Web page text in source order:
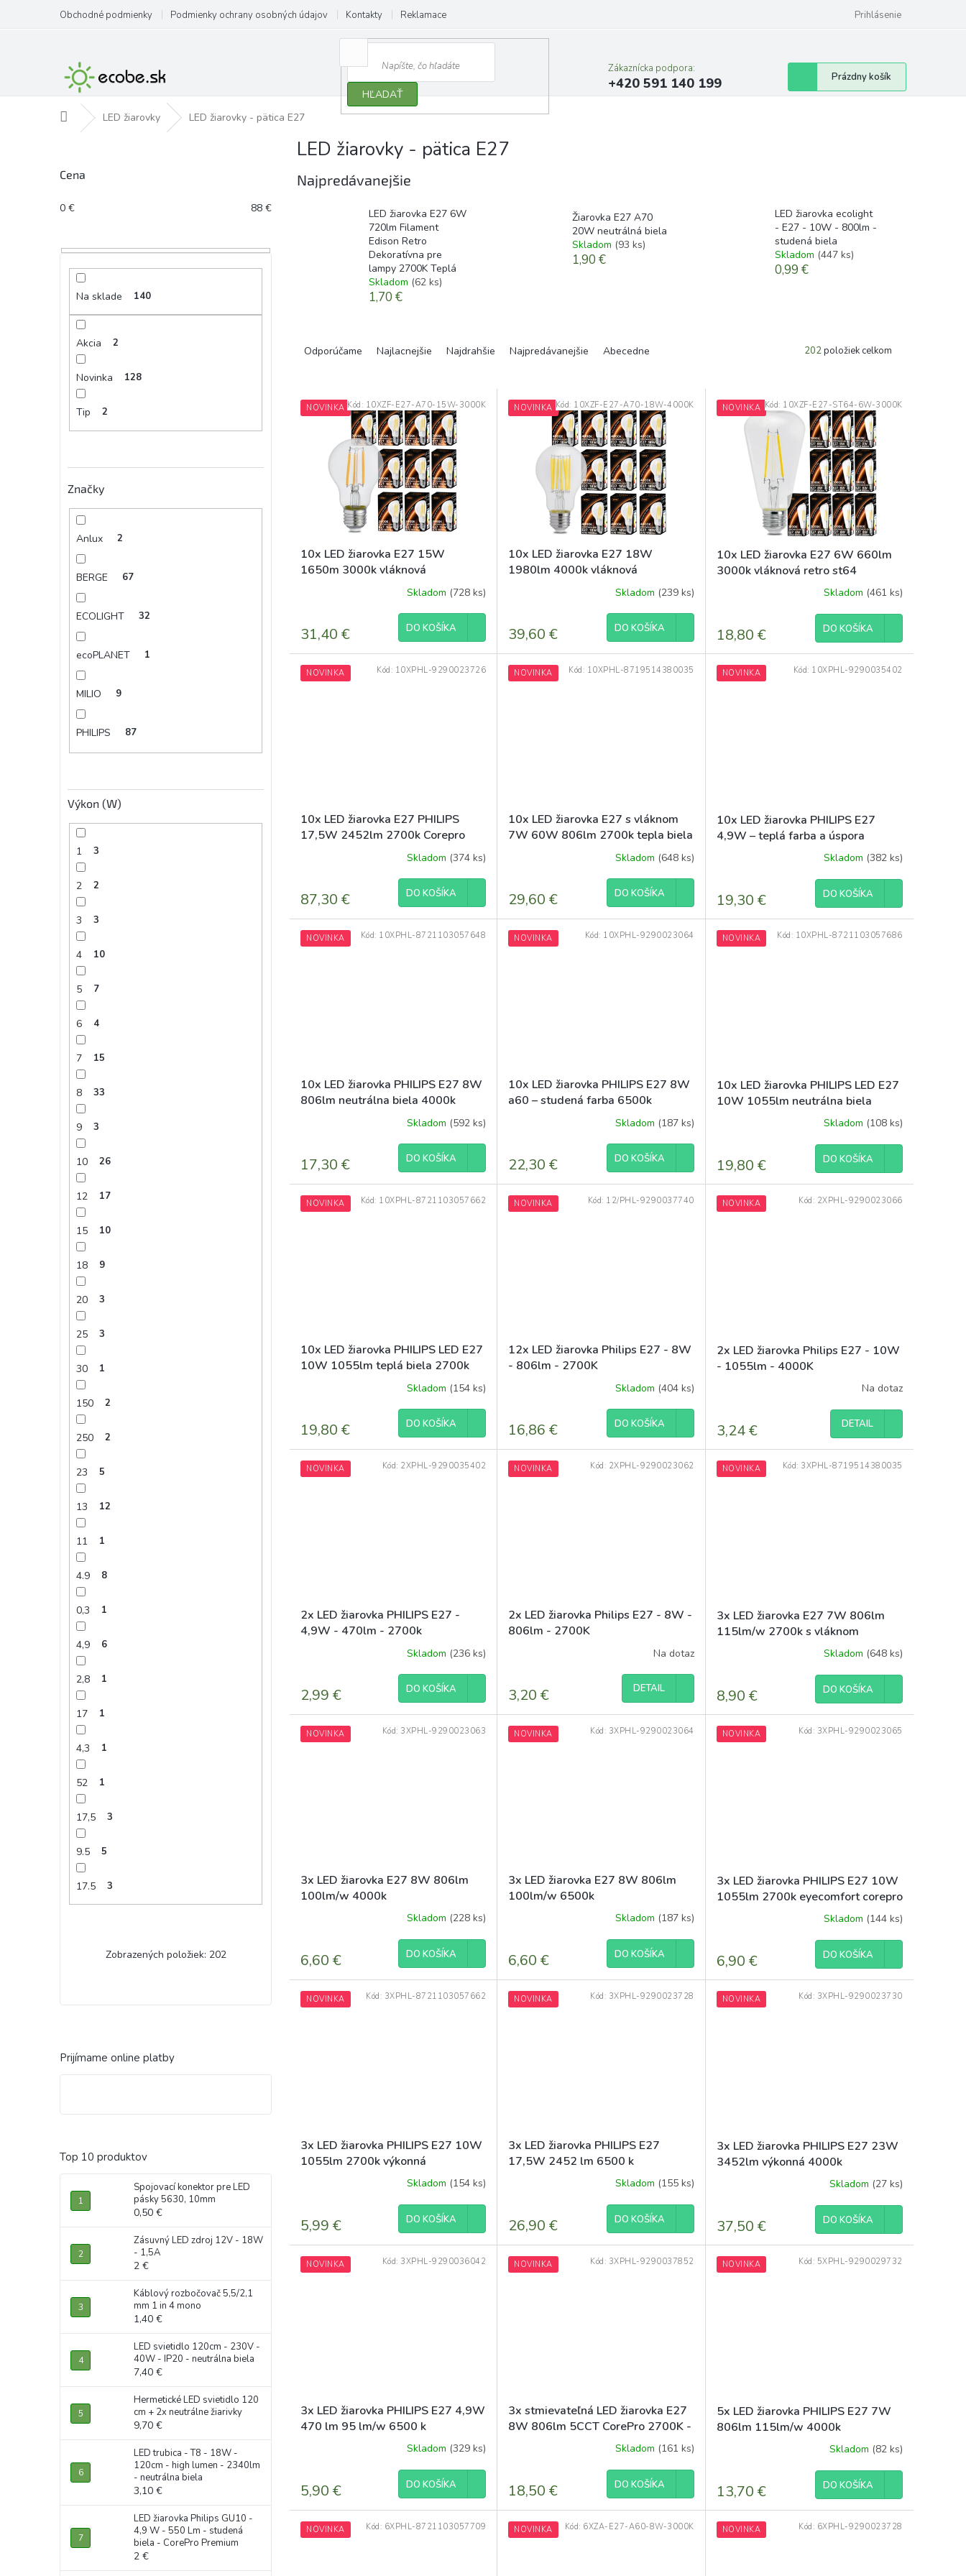
obsah
Obchodné podmienky Podmienky ochrany osobných údajov Kontakty Reklamace Prihlásenie
HĽADAŤ
Zákaznícka podpora:
+420 591 140 199
Nákupný
košík
Prázdny košík
DomovLED žiarovky LED žiarovky - pätica E27
č
ý
n
Cena
0 € 88 €
Na sklade 140
Akcia 2
Novinka 128
Tip 2
Značky
Anlux 2
BERGE 67
ECOLIGHT 32
ecoPLANET 1
MILIO 9
PHILIPS 87
Výkon (W)
1 3
2 2
3 3
4 10
5 7
6 4
7 15
8 33
9 3
10 26
12 17
15 10
18 9
20 3
25 3
30 1
150 2
250 2
23 5
13 12
11 1
4.9 8
0,3 1
4,9 6
2,8 1
17 1
4,3 1
52 1
17,5 3
9.5 5
17.5 3
Zobrazených položiek: 202
Prijímame online platby
Top 10 produktov
Spojovací konektor pre LED
pásky 5630, 10mm
0,50 €
Zásuvný LED zdroj 12V - 18W
- 1,5A
2 €
Káblový rozbočovač 5,5/2,1
mm 1 in 4 mono
1,40 €
LED svietidlo 120cm - 230V -
40W - IP20 - neutrálna biela
7,40 €
Hermetické LED svietidlo 120
cm + 2x neutrálne žiarivky
9,70 €
LED trubica - T8 - 18W -
120cm - high lumen - 2340lm
- neutrálna biela
3,10 €
LED žiarovka Philips GU10 -
4,9 W - 550 Lm - studená
biela - CorePro Premium
2 €
LED žiarovky - pätica E27
Najpredávanejšie
LED žiarovka E27 6W
720lm Filament
Edison Retro
Dekoratívna pre
lampy 2700K Teplá
Skladom (62 ks)
1,70 €
Žiarovka E27 A70
20W neutrálná biela
Skladom (93 ks)
1,90 €
LED žiarovka ecolight
- E27 - 10W - 800lm -
studená biela
Skladom (447 ks)
0,99 €
n
o
v
Odporúčame Najlacnejšie Najdrahšie Najpredávanejšie Abecedne 202položiek celkom
V
ý
k
t
NOVINKA
10x LED žiarovka E27 15W
1650m 3000k vláknová
Skladom (728 ks)
31,40 € DO KOŠÍKA
Kód: 10XZF-E27-A70-15W-3000K NOVINKA
10x LED žiarovka E27 18W
1980lm 4000k vláknová
Skladom (239 ks)
39,60 € DO KOŠÍKA
Kód: 10XZF-E27-A70-18W-4000K NOVINKA
10x LED žiarovka E27 6W 660lm
3000k vláknová retro st64
Skladom (461 ks)
18,80 € DO KOŠÍKA
Kód: 10XZF-E27-ST64-6W-3000K
NOVINKA
10x LED žiarovka E27 PHILIPS
17,5W 2452lm 2700k Corepro
Skladom (374 ks)
87,30 € DO KOŠÍKA
Kód: 10XPHL-9290023726 NOVINKA
10x LED žiarovka E27 s vláknom
7W 60W 806lm 2700k tepla biela
Skladom (648 ks)
29,60 € DO KOŠÍKA
Kód: 10XPHL-8719514380035 NOVINKA
10x LED žiarovka PHILIPS E27
4,9W – teplá farba a úspora
Skladom (382 ks)
19,30 € DO KOŠÍKA
Kód: 10XPHL-9290035402
NOVINKA
10x LED žiarovka PHILIPS E27 8W
806lm neutrálna biela 4000k
Skladom (592 ks)
17,30 € DO KOŠÍKA
Kód: 10XPHL-8721103057648 NOVINKA
10x LED žiarovka PHILIPS E27 8W
a60 – studená farba 6500k
Skladom (187 ks)
22,30 € DO KOŠÍKA
Kód: 10XPHL-9290023064 NOVINKA
10x LED žiarovka PHILIPS LED E27
10W 1055lm neutrálna biela
Skladom (108 ks)
19,80 € DO KOŠÍKA
Kód: 10XPHL-8721103057686
NOVINKA
10x LED žiarovka PHILIPS LED E27
10W 1055lm teplá biela 2700k
Skladom (154 ks)
19,80 € DO KOŠÍKA
Kód: 10XPHL-8721103057662 NOVINKA
12x LED žiarovka Philips E27 - 8W
- 806lm - 2700K
Skladom (404 ks)
16,86 € DO KOŠÍKA
Kód: 12/PHL-9290037740 NOVINKA
2x LED žiarovka Philips E27 - 10W
- 1055lm - 4000K
je
z
5
Na dotaz
3,24 € DETAIL
Kód: 2XPHL-9290023066
NOVINKA
2x LED žiarovka PHILIPS E27 -
4,9W - 470lm - 2700k
Skladom (236 ks)
2,99 € DO KOŠÍKA
Kód: 2XPHL-9290035402 NOVINKA
2x LED žiarovka Philips E27 - 8W -
806lm - 2700K
je
z
Na dotaz
3,20 € DETAIL
Kód: 2XPHL-9290023062 NOVINKA
3x LED žiarovka E27 7W 806lm
115lm/w 2700k s vláknom
Skladom (648 ks)
8,90 € DO KOŠÍKA
Kód: 3XPHL-8719514380035
NOVINKA
3x LED žiarovka E27 8W 806lm
100lm/w 4000k
Skladom (228 ks)
6,60 € DO KOŠÍKA
Kód: 3XPHL-9290023063 NOVINKA
3x LED žiarovka E27 8W 806lm
100lm/w 6500k
Skladom (187 ks)
6,60 € DO KOŠÍKA
Kód: 3XPHL-9290023064 NOVINKA
3x LED žiarovka PHILIPS E27 10W
1055lm 2700k eyecomfort corepro
Skladom (144 ks)
6,90 € DO KOŠÍKA
Kód: 3XPHL-9290023065
NOVINKA
3x LED žiarovka PHILIPS E27 10W
1055lm 2700k výkonná
Skladom (154 ks)
5,99 € DO KOŠÍKA
Kód: 3XPHL-8721103057662 NOVINKA
3x LED žiarovka PHILIPS E27
17,5W 2452 lm 6500 k
Skladom (155 ks)
26,90 € DO KOŠÍKA
Kód: 3XPHL-9290023728 NOVINKA
3x LED žiarovka PHILIPS E27 23W
3452lm výkonná 4000k
Skladom (27 ks)
37,50 € DO KOŠÍKA
Kód: 3XPHL-9290023730
NOVINKA
3x LED žiarovka PHILIPS E27 4,9W
470 lm 95 lm/w 6500 k
Skladom (329 ks)
5,90 € DO KOŠÍKA
Kód: 3XPHL-9290036042 NOVINKA
3x stmievateľná LED žiarovka E27
8W 806lm 5CCT CorePro 2700K -
Skladom (161 ks)
18,50 € DO KOŠÍKA
Kód: 3XPHL-9290037852 NOVINKA
5x LED žiarovka PHILIPS E27 7W
806lm 115lm/w 4000k
Skladom (82 ks)
13,70 € DO KOŠÍKA
Kód: 5XPHL-9290029732
NOVINKA Kód: 6XPHL-8721103057709 NOVINKA Kód: 6XZA-E27-A60-8W-3000K NOVINKA Kód: 6XPHL-9290023728